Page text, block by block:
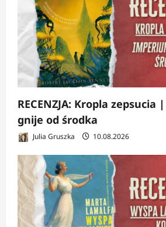
RECENZJA: Kropla
gnije od środka
Julia Gruszka 10.08.2026